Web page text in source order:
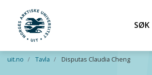
Gå til hovedinnhold
UiT Norges arktiske universitet
Søk
uit.no Tavla Disputas Claudia Cheng